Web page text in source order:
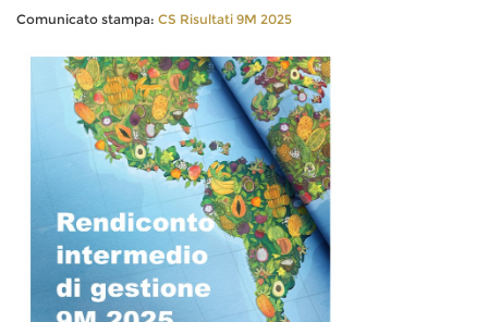
Comunicato stampa: CS Risultati 9M 2025